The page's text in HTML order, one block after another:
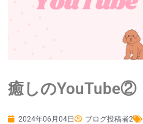
癒しのYouTube②
2024年06月04日 ブログ投稿者2